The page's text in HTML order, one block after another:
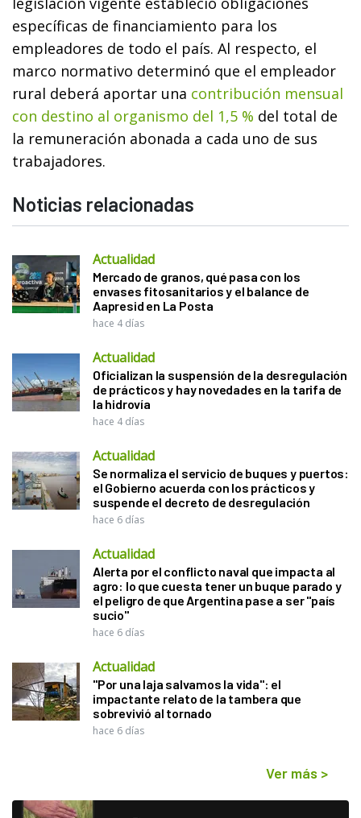
específicas de financiamiento para los
empleadores de todo el país. Al respecto, el
marco normativo determinó que el empleador
rural deberá aportar una contribución mensual
con destino al organismo del 1,5 % del total de
la remuneración abonada a cada uno de sus
trabajadores.
Noticias relacionadas
Actualidad
Mercado de granos, qué pasa con los
envases fitosanitarios y el balance de
Aapresid en La Posta
hace 4 días
Actualidad
Oficializan la suspensión de la desregulación
de prácticos y hay novedades en la tarifa de
la hidrovía
hace 4 días
Actualidad
Se normaliza el servicio de buques y puertos:
el Gobierno acuerda con los prácticos y
suspende el decreto de desregulación
hace 6 días
Actualidad
Alerta por el conflicto naval que impacta al
agro: lo que cuesta tener un buque parado y
el peligro de que Argentina pase a ser "país
sucio"
hace 6 días
Actualidad
"Por una laja salvamos la vida": el
impactante relato de la tambera que
sobrevivió al tornado
hace 6 días
Ver más >